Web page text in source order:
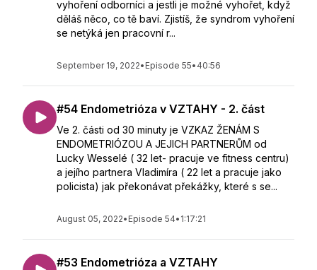
vyhoření odborníci a jestli je možné vyhořet, když
děláš něco, co tě baví. Zjistíš, že syndrom vyhoření
se netýká jen pracovní r...
September 19, 2022• Episode 55• 40:56
#54 Endometrióza v VZTAHY - 2. část
Ve 2. části od 30 minuty je VZKAZ ŽENÁM S
ENDOMETRIÓZOU A JEJICH PARTNERŮM od
Lucky Wesselé ( 32 let- pracuje ve fitness centru)
a jejího partnera Vladimíra ( 22 let a pracuje jako
policista) jak překonávat překážky, které s se...
August 05, 2022• Episode 54• 1:17:21
#53 Endometrióza a VZTAHY